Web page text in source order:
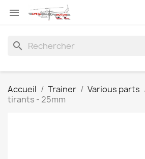

search
Accueil Trainer Various parts
tirants - 25mm